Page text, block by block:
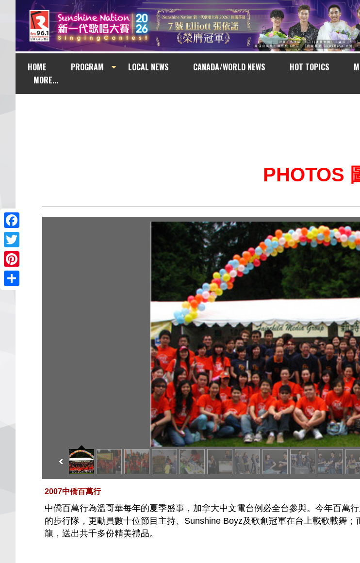
HOME PROGRAM LOCAL NEWS CANADA/WORLD NEWS HOT TOPICS
MORE...
Facebook
Twitter
Pinterest
PHOTOS
2007中僑百萬行
中僑百萬行為溫哥華每年的夏季盛事，加拿大中文電台例必全台參與。今年百萬
的步行隊，更動員數十位節目主持、Sunshine Boyz及歌創冠軍在台上載歌載舞
龍，送出共千多份精美禮品。